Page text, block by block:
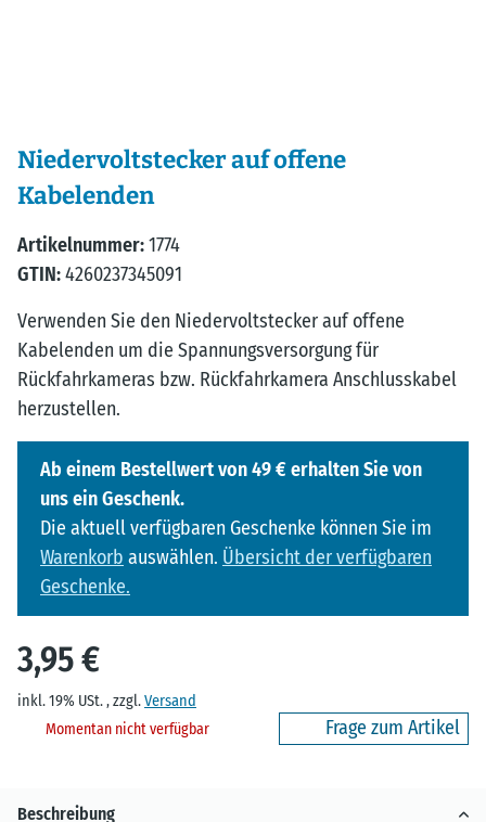
Niedervoltstecker auf offene
Kabelenden
Artikelnummer:1774
GTIN:4260237345091
Verwenden Sie den Niedervoltstecker auf offene
Kabelenden um die Spannungsversorgung für
Rückfahrkameras bzw. Rückfahrkamera Anschlusskabel
herzustellen.
Ab einem Bestellwert von 49 € erhalten Sie von
uns ein Geschenk.
Die aktuell verfügbaren Geschenke können Sie im
Warenkorb auswählen. Übersicht der verfügbaren
Geschenke.
3,95 €
inkl. 19% USt. , zzgl.Versand
Momentan nicht verfügbar
Frage zum Artikel
Beschreibung